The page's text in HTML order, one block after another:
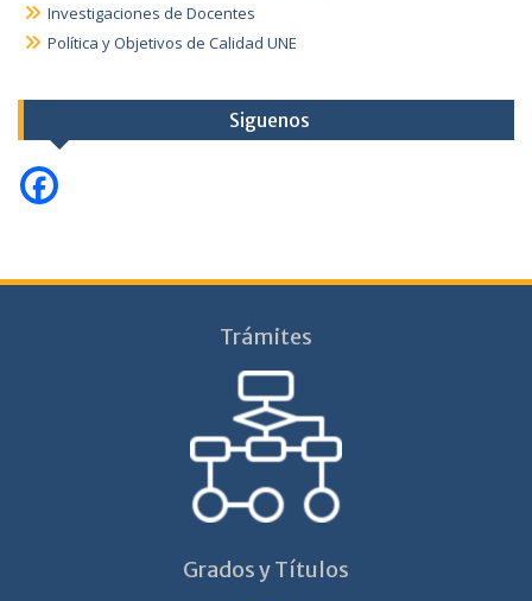
Investigaciones de Docentes
Política y Objetivos de Calidad UNE
Siguenos
Trámites
Grados y Títulos